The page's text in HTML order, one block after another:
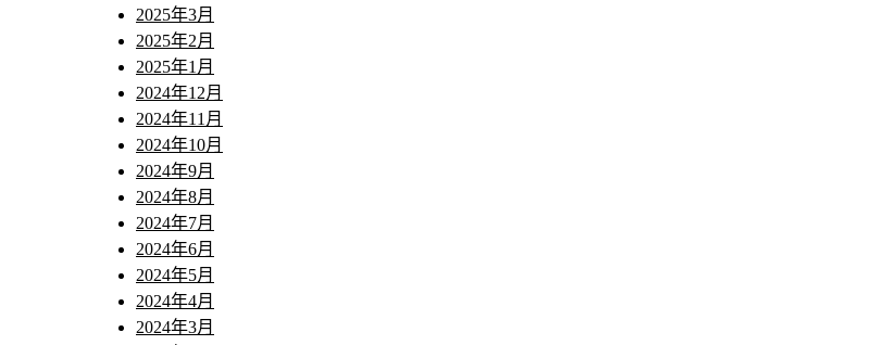
2025年3月
2025年2月
2025年1月
2024年12月
2024年11月
2024年10月
2024年9月
2024年8月
2024年7月
2024年6月
2024年5月
2024年4月
2024年3月